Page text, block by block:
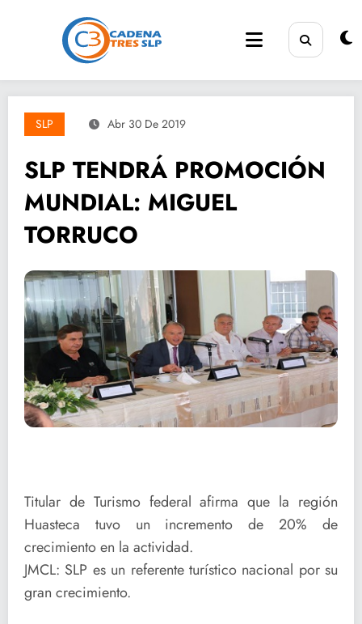
SLP Abr 30 De 2019
SLP TENDRÁ PROMOCIÓN
MUNDIAL: MIGUEL
TORRUCO
Titular de Turismo federal afirma que la región
Huasteca tuvo un incremento de 20% de
crecimiento en la actividad.
JMCL: SLP es un referente turístico nacional por su
gran crecimiento.